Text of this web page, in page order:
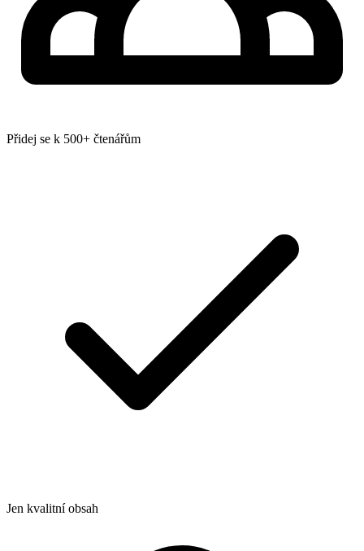
Přidej se k 500+ čtenářům
Jen kvalitní obsah